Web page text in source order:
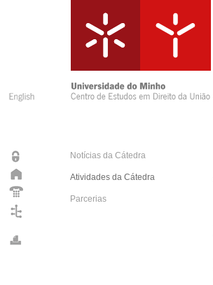
Notícias da Cátedra
Atividades da Cátedra
Parcerias